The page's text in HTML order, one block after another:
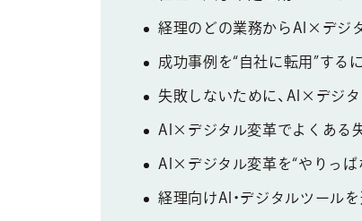
経理のどの業務からAI×デジ
成功事例を“自社に転用”する
失敗しないために、AI×デジ
AI×デジタル変革でよくある
AI×デジタル変革を“やりっぱ
経理向けAI・デジタルツール